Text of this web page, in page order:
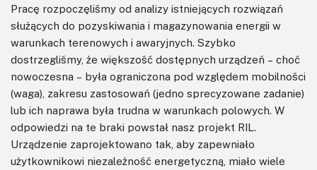
Pracę rozpoczęliśmy od analizy istniejących rozwiązań
służących do pozyskiwania i magazynowania energii w
warunkach terenowych i awaryjnych. Szybko
dostrzegliśmy, że większość dostępnych urządzeń – choć
nowoczesna – była ograniczona pod względem mobilności
(waga), zakresu zastosowań (jedno sprecyzowane zadanie)
lub ich naprawa była trudna w warunkach polowych. W
odpowiedzi na te braki powstał nasz projekt RIL.
Urządzenie zaprojektowano tak, aby zapewniało
użytkownikowi niezależność energetyczną, miało wiele